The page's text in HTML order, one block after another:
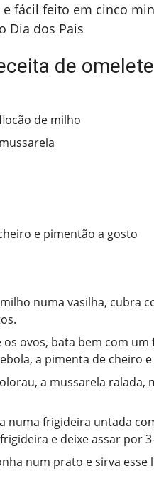
e fácil feito em cinco
Dia dos Pais
de
de milho
e pimentão a gosto
numa vasilha, cubra
ovos, bata bem com
a pimenta de cheiro
a mussarela
numa frigideira untada
e deixe assar por
num prato e sirva esse